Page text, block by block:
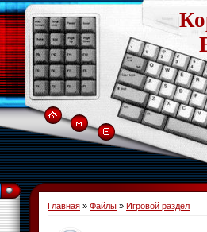
Главная » Файлы » Игровой раздел